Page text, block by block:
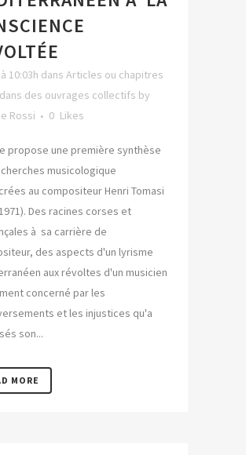
10:03h dans Articles ou chapitres
des ouvrages collectifs by
Rossi
0 Likes
propose une première synthèse
musicologique
au compositeur Henri Tomasi
Des racines corses et
à sa carrière de
des aspects d'un lyrisme
aux révoltes d'un musicien
concerné par les
et les injustices qu'a
son...
MORE